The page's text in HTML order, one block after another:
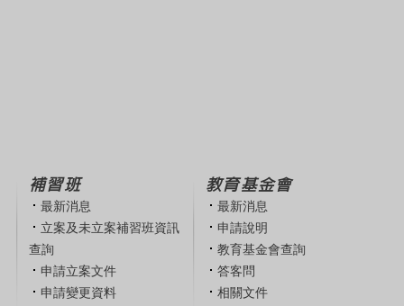
補習班
最新消息
立案及未立案補習班資訊
查詢
申請立案文件
申請變更資料
教育基金會
最新消息
申請說明
教育基金會查詢
答客問
相關文件